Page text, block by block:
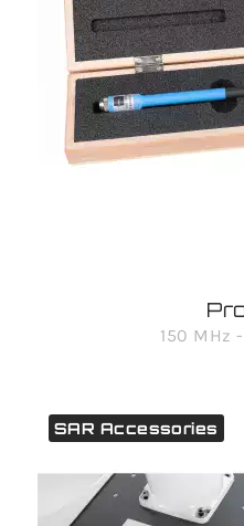
150 MHz
SAR Accessories